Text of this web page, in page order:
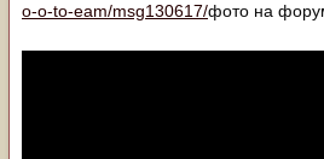
o-o-to-eam/msg130617/фото на